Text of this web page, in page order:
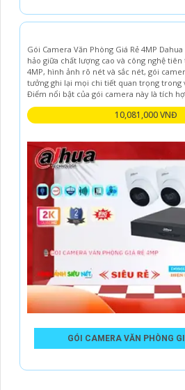
GÓI CAMERA VĂN PHÒNG
Gói Camera Văn Phòng Giá Rẻ 4MP
hảo giữa chất lượng cao và công nghệ
4MP, hình ảnh rõ nét và sắc nét, gói
tưởng ghi lại mọi chi tiết quan trọng trong
Điểm nổi bật của gói camera này là tích
10,081,000 VNĐ